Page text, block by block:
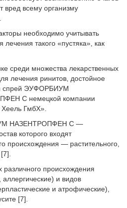
вред всему организму
необходимо учитывать
такого «пустяка», как
среди множества лекарственных
лечения ринитов, достойное
спрей ЭУФОРБИУМ
С немецкой компании
ГмбХ».
НАЗЕНТРОПФЕН С —
которого входят
происхождения — растительного,
происхождения
и видов
и атрофические),
[7].